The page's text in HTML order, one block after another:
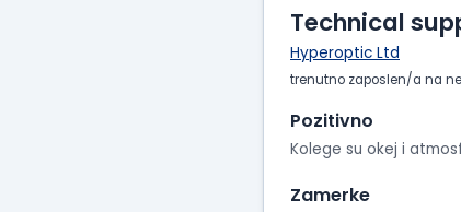
Technical
Hyperoptic Ltd
trenutno zaposlen/a na
Pozitivno
Kolege su okej i
Zamerke